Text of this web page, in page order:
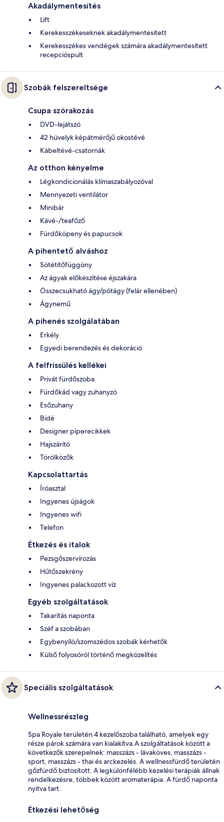
Akadálymentesítés
Lift
Kerekesszékeseknek akadálymentesített
Kerekesszékes vendégek számára akadálymentesített
recepcióspult
Szobák felszereltsége
Csupa szórakozás
DVD-lejátszó
42 hüvelyk képátmérőjű okostévé
Kábeltévé-csatornák
Az otthon kényelme
Légkondicionálás klímaszabályozóval
Mennyezeti ventilátor
Minibár
Kávé-/teafőző
Fürdőköpeny és papucsok
A pihentető alváshoz
Sötétítőfüggöny
Az ágyak előkészítése éjszakára
Összecsukható ágy/pótágy (felár ellenében)
Ágynemű
A pihenés szolgálatában
Erkély
Egyedi berendezés és dekoráció
A felfrissülés kellékei
Privát fürdőszoba
Fürdőkád vagy zuhanyzó
Esőzuhany
Bidé
Designer piperecikkek
Hajszárító
Törölközők
Kapcsolattartás
Íróasztal
Ingyenes újságok
Ingyenes wifi
Telefon
Étkezés és italok
Pezsgőszervírozás
Hűtőszekrény
Ingyenes palackozott víz
Egyéb szolgáltatások
Takarítás naponta
Széf a szobában
Egybenyíló/szomszédos szobák kérhetők
Külső folyosóról történő megközelítés
Speciális szolgáltatások
Wellnessrészleg
Spa Royale területén 4 kezelőszoba található, amelyek egy
része párok számára van kialakítva.A szolgáltatások között a
következők szerepelnek: masszázs - lávaköves, masszázs -
sport, masszázs - thai és arckezelés. A wellnessfürdő területén
gőzfürdő biztosított. A legkülönfélébb kezelési terápiák állnak
rendelkezésre, többek között aromaterápia. A fürdő naponta
nyitva tart.
Étkezési lehetőség